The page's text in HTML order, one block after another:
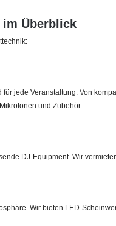
im Überblick
jede Veranstaltung. Von
und Zubehör.
DJ‑Equipment. Wir
Wir bieten